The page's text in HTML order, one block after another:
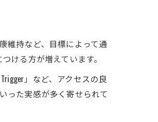
維持など、目標によって通
ける方が増えています。
」など、アクセスの良
った実感が多く寄せられて